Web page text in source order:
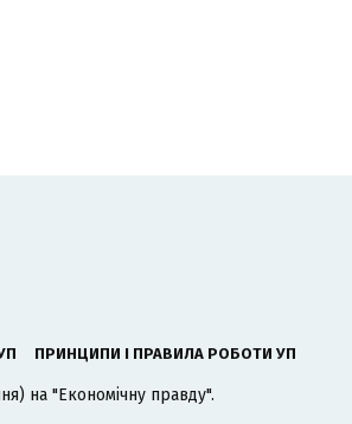
ПРИНЦИПИ І ПРАВИЛА РОБОТИ УП
на "Економічну правду".